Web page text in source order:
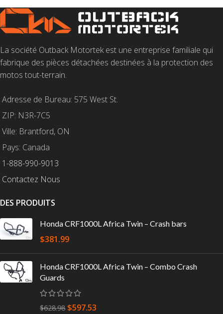
La société Outback Motortek est une entreprise familiale qui
fabrique des pièces détachées destinées à la protection des
motos tout-terrain.
Adresse de Bureau: 575 West St.
ZIP: N3R-7C5
Ville: Brantford, ON
Pays: Canada
1-888-990-9013
Contactez Nous
DES PRODUITS
Honda CRF1000L Africa Twin – Crash bars
$381.99
Honda CRF1000L Africa Twin – Combo Crash
Guards
$628.98 $597.53